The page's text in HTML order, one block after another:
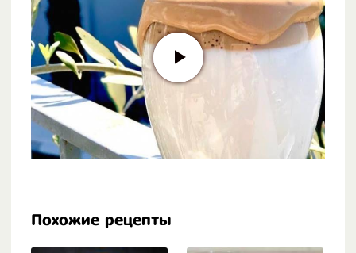
Похожие рецепты